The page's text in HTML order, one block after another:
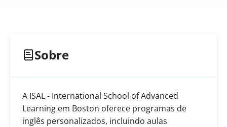
Sobre
A ISAL - International School of Advanced
Learning em Boston oferece programas de
inglês personalizados, incluindo aulas